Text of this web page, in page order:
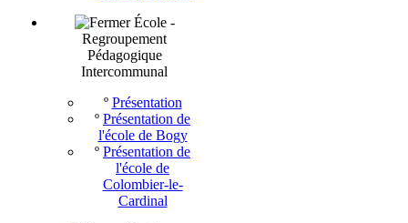
École -
Regroupement
Pédagogique
Intercommunal
º Présentation
º Présentation de
l'école de Bogy
º Présentation de
l'école de
Colombier-le-
Cardinal